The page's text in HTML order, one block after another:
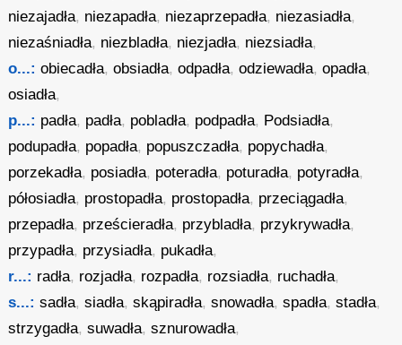
niezajadła, niezapadła, niezaprzepadła, niezasiadła,
niezaśniadła, niezbladła, niezjadła, niezsiadła,
o...: obiecadła,obsiadła,odpadła,odziewadła,opadła,
osiadła,
p...: padła, padła, pobladła, podpadła, Podsiadła,
podupadła, popadła, popuszczadła, popychadła,
porzekadła, posiadła, poteradła, poturadła, potyradła,
półosiadła, prostopadła, prostopadła, przeciągadła,
przepadła, prześcieradła, przybladła, przykrywadła,
przypadła, przysiadła, pukadła,
r...: radła, rozjadła, rozpadła, rozsiadła, ruchadła,
s...: sadła,siadła,skąpiradła,snowadła,spadła,stadła,
strzygadła,suwadła,sznurowadła,